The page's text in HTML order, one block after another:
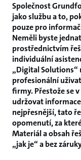
Společnost
jako službu a to,
pouze pro
Neměli byste
prostřednictvím
individuální
„Digital Solutions“
profesionální
firmy. Přestože se
udržovat
nejpřesnější, tato
opomenutí, za
Materiál a obsah
„jak je“ a bez